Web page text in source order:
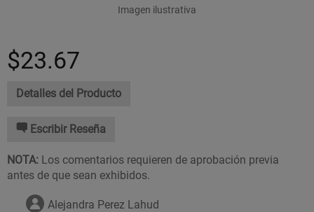
Imagen ilustrativa
$23.67
Detalles del Producto
Escribir Reseña
NOTA: Los comentarios requieren de aprobación previa
antes de que sean exhibidos.
Alejandra Perez Lahud